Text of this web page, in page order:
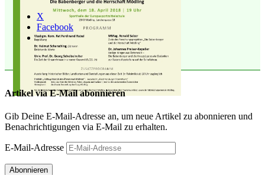
X
Facebook
Artikel via E-Mail abonnieren
Gib Deine E-Mail-Adresse an, um neue Artikel zu abonnieren und
Benachrichtigungen via E-Mail zu erhalten.
E-Mail-Adresse
Abonnieren